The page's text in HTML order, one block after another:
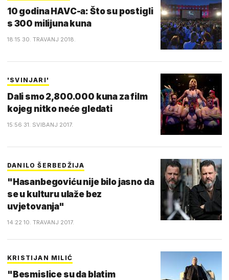
10 godina HAVC-a: Što su postigli
s 300 milijuna kuna
18:15 30. TRAVANJ 2018.
'SVINJARI'
Dali smo 2,800.000 kuna za film
kojeg nitko neće gledati
15:56 31. SVIBANJ 2017.
DANILO ŠERBEDŽIJA
"Hasanbegoviću nije bilo jasno da
se u kulturu ulaže bez
uvjetovanja"
14:22 10. TRAVANJ 2017.
KRISTIJAN MILIĆ
"Besmislice su da blatim